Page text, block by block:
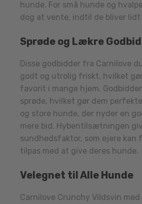
hunde. For små hunde og
dog at vente, indtil de bliver lidt
Sprøde og Lækre
Disse godbidder fra Carnilove
godt og utrolig friskt, hvilket
favorit i mange hjem.
sprøde, hvilket gør dem
og store hunde, der nyder en
mere bid. Hybentilsætningen
sundhedsfaktor, som ejere kan
tilpas med at give deres hunde.
Velegnet til Alle Hunde
Carnilove Crunchy Vildsvin med